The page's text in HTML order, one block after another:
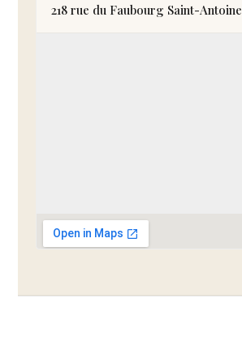
218 rue du Faubourg Saint-Antoine